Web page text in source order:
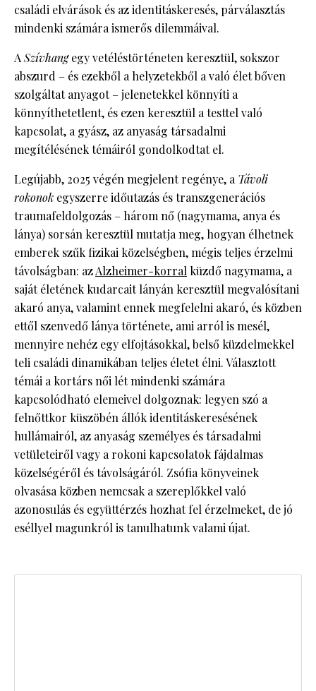
családi elvárások és az identitáskeresés, párválasztás
mindenki számára ismerős dilemmáival.
ASzívhangegy vetéléstörténeten keresztül, sokszor
abszurd – és ezekből a helyzetekből a való élet bőven
szolgáltat anyagot – jelenetekkel könnyíti a
könnyíthetetlent, és ezen keresztül a testtel való
kapcsolat, a gyász, az anyaság társadalmi
megítélésének témáiról gondolkodtat el.
Legújabb, 2025 végén megjelent regénye, aTávoli
rokonok egyszerre időutazás és transzgenerációs
traumafeldolgozás – három nő (nagymama, anya és
lánya) sorsán keresztül mutatja meg, hogyan élhetnek
emberek szűk fizikai közelségben, mégis teljes érzelmi
távolságban: azAlzheimer-korral küzdő nagymama, a
saját életének kudarcait lányán keresztül megvalósítani
akaró anya, valamint ennek megfelelni akaró, és közben
ettől szenvedő lánya története, ami arról is mesél,
mennyire nehéz egy elfojtásokkal, belső küzdelmekkel
teli családi dinamikában teljes életet élni. Választott
témái a kortárs női lét mindenki számára
kapcsolódható elemeivel dolgoznak: legyen szó a
felnőttkor küszöbén állók identitáskeresésének
hullámairól, az anyaság személyes és társadalmi
vetületeiről vagy a rokoni kapcsolatok fájdalmas
közelségéről és távolságáról. Zsófia könyveinek
olvasása közben nemcsak a szereplőkkel való
azonosulás és együttérzés hozhat fel érzelmeket, de jó
eséllyel magunkról is tanulhatunk valami újat.